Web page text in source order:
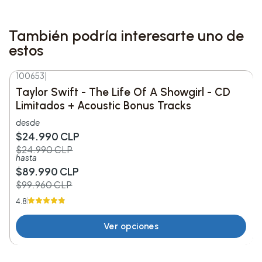
•Lanzamiento: 20 de octubre de 2017
• Productores:
Julian Bunetta
•Contenido Adicional:Incluye un póster y dos
bonus tracks exclusivos: “Flicker (Acoustic)” y “On
The Loose (Acoustic)”
Lista de Canciones:
1. On The Loose
2. This Town
También podría interesarte uno de
estos
-10% DESC.
100653
Taylor Swift - The Life Of A Showgirl - CD
Limitados + Acoustic Bonus Tracks
desde
$24.990 CLP
$24.990 CLP
hasta
$89.990 CLP
$99.960 CLP
4.8
Ver opciones